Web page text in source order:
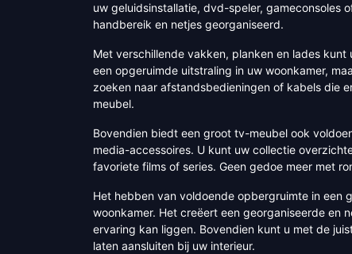
uw geluidsinstallatie, dvd-speler, gameconsoles
handbereik en netjes georganiseerd.
Met verschillende vakken, planken en lades
een opgeruimde uitstraling in uw woonkamer,
zoeken naar afstandsbedieningen of kabels die
meubel.
Bovendien biedt een groot tv-meubel ook
media-accessoires. U kunt uw collectie
favoriete films of series. Geen gedoe meer met
Het hebben van voldoende opbergruimte in een
woonkamer. Het creëert een georganiseerde en
ervaring kan liggen. Bovendien kunt u met de
laten aansluiten bij uw interieur.